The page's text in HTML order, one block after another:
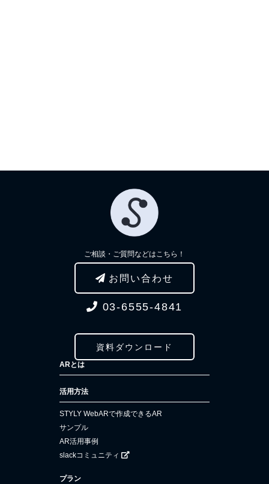
ご相談・ご質問などはこちら！
お問い合わせ
03-6555-4841
資料ダウンロード
ARとは
活用方法
STYLY WebARで作成できるAR
サンプル
AR活用事例
slackコミュニティ
プラン